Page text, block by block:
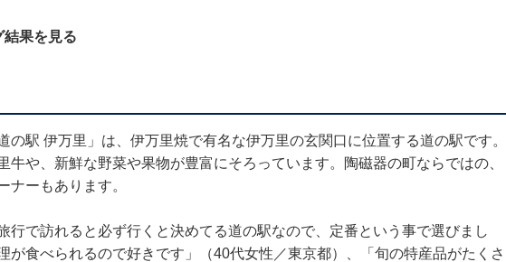
結果を見る
の駅 伊万里」は、伊万里焼で有名な伊万里の玄関口に位置する道の駅です。
牛や、新鮮な野菜や果物が豊富にそろっています。陶磁器の町ならではの、
ナーもあります。
行で訪れると必ず行くと決めてる道の駅なので、定番という事で選びまし
が食べられるので好きです」（40代女性／東京都）、「旬の特産品がたくさ